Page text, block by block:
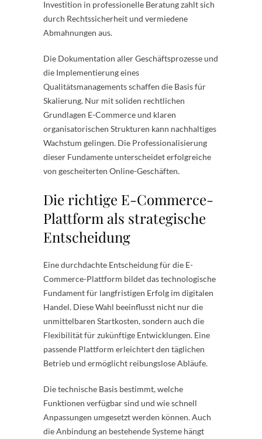
Investition in professionelle Beratung zahlt sich
durch Rechtssicherheit und vermiedene
Abmahnungen aus.
Die Dokumentation aller Geschäftsprozesse und
die Implementierung eines
Qualitätsmanagements schaffen die Basis für
Skalierung. Nur mit soliden rechtlichen
Grundlagen E-Commerce und klaren
organisatorischen Strukturen kann nachhaltiges
Wachstum gelingen. Die Professionalisierung
dieser Fundamente unterscheidet erfolgreiche
von gescheiterten Online-Geschäften.
Die richtige E-Commerce-
Plattform als strategische
Entscheidung
Eine durchdachte Entscheidung für die E-
Commerce-Plattform bildet das technologische
Fundament für langfristigen Erfolg im digitalen
Handel. Diese Wahl beeinflusst nicht nur die
unmittelbaren Startkosten, sondern auch die
Flexibilität für zukünftige Entwicklungen. Eine
passende Plattform erleichtert den täglichen
Betrieb und ermöglicht reibungslose Abläufe.
Die technische Basis bestimmt, welche
Funktionen verfügbar sind und wie schnell
Anpassungen umgesetzt werden können. Auch
die Anbindung an bestehende Systeme hängt